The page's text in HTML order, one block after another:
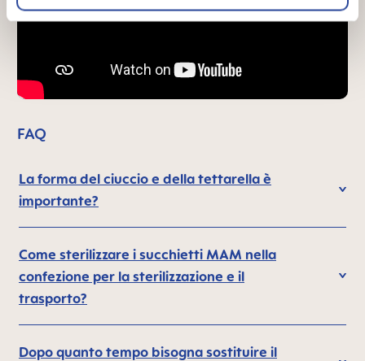
FAQ
La forma del ciuccio e della tettarella è
importante?
Come sterilizzare i succhietti MAM nella
confezione per la sterilizzazione e il
trasporto?
Dopo quanto tempo bisogna sostituire il